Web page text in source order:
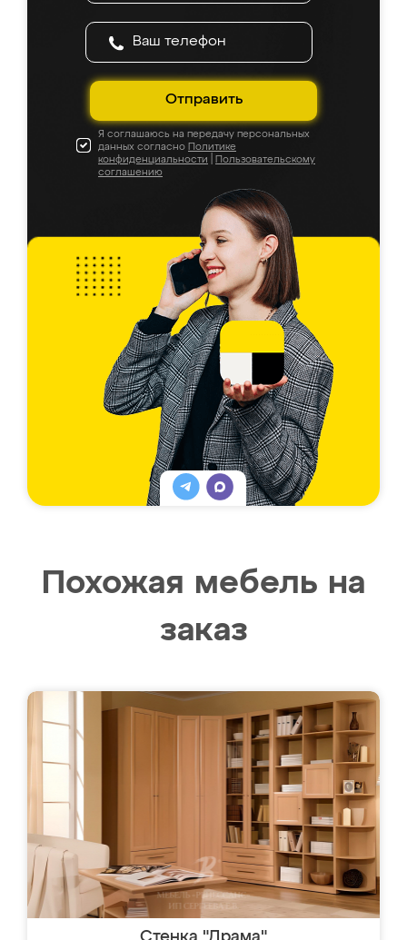
Отправить
Я соглашаюсь на передачу персональных
данных согласно Политике
конфиденциальности
Пользовательскому
соглашению
Похожая мебель на
заказ